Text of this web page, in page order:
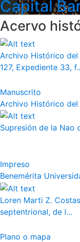
Capital
Acervo
Archivo Histórico del
127, Expediente 33,
Manuscrito
Archivo Histórico
Supresión de la Nao
Impreso
Benemérita
Loren Marti Z.
septentrional, de l...
Plano o mapa